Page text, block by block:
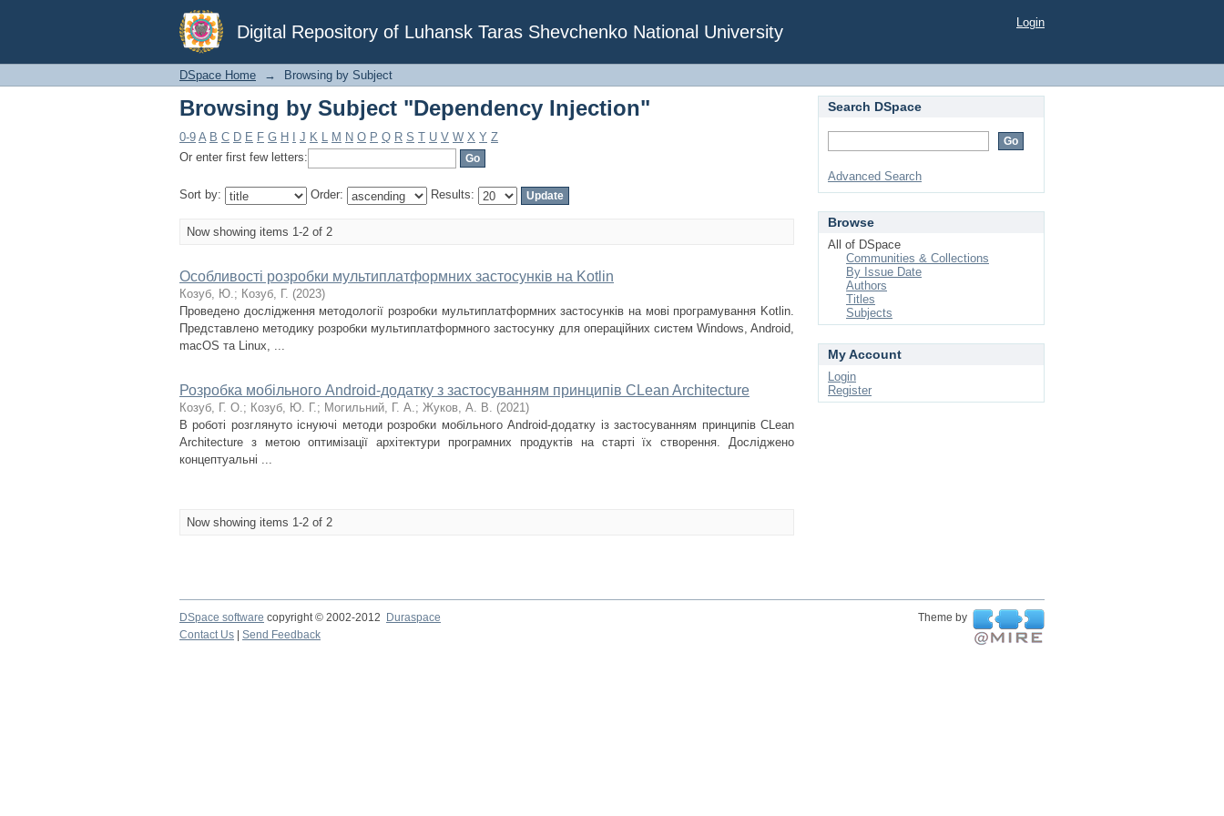
Digital Repository of Luhansk Taras Shevchenko National University
Browsing by Subject "Dependency Injection" Login
DSpace Home → Browsing by Subject
Browsing by Subject "Dependency Injection"
0-9 A B C D E F G H J K L M N O P Q R S T U V W X Y Z
Or enter first few letters:
Sort by: Order: Results:
Now showing items 1-2 of 2
Особливості розробки мультиплатформних застосунків на Kotlin
Козуб, Ю.; Козуб, Г. (2023)
Проведено дослідження методології розробки мультиплатформних застосунків на мові програмування Kotlin.
Представлено методику розробки мультиплатформного застосунку для операційних систем Windows, Android,
macOS та Linux, ...
Розробка мобільного Android-додатку з застосуванням принципів CLean Architecture
Козуб, Г. О.; Козуб, Ю. Г.; Могильний, Г. А.; Жуков, А. В. (2021)
В роботі розглянуто існуючі методи розробки мобільного Android-додатку із застосуванням принципів CLean
Architecture з метою оптимізації архітектури програмних продуктів на старті їх створення. Досліджено
концептуальні ...
Now showing items 1-2 of 2
Search DSpace
Advanced Search
Browse
All of DSpace
Communities & Collections
By Issue Date
Authors
Titles
Subjects
My Account
Login
Register
DSpace software copyright © 2002-2012 Duraspace
Theme by
Contact Us
Send Feedback